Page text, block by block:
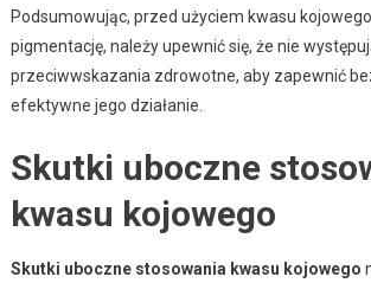
Podsumowując, przed użyciem kwasu
pigmentację, należy upewnić się, że nie
przeciwwskazania zdrowotne, aby zapewnić
efektywne jego działanie.
Skutki uboczne
kwasu kojowego
Skutki uboczne stosowania kwasu kojowego